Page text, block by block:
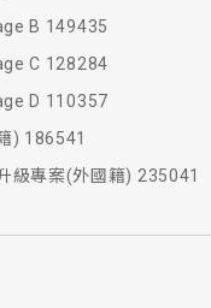
B 149435
C 128284
D 110357
) 186541
級專案(外國籍) 235041